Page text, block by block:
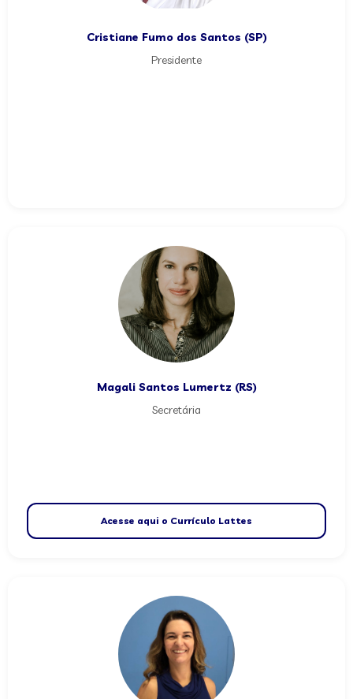
Cristiane Fumo dos Santos (SP)
Presidente
Magali Santos Lumertz (RS)
Secretária
Acesse aqui o Currículo Lattes